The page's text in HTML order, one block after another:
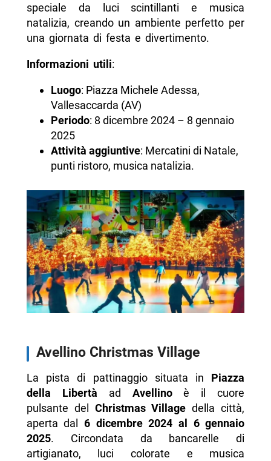
speciale da luci scintillanti e musica
natalizia, creando un ambiente perfetto per
una giornata di festa e divertimento.
Informazioni utili:
Luogo: Piazza Michele Adessa,
Vallesaccarda (AV)
Periodo: 8 dicembre 2024 – 8 gennaio
2025
Attività aggiuntive: Mercatini di Natale,
punti ristoro, musica natalizia.
Avellino Christmas Village
La pista di pattinaggio situata in Piazza
della Libertà ad Avellinoè il cuore
pulsante del Christmas Village della città,
aperta dal6 dicembre 2024 al 6 gennaio
2025. Circondata da bancarelle di
artigianato, luci colorate e musica